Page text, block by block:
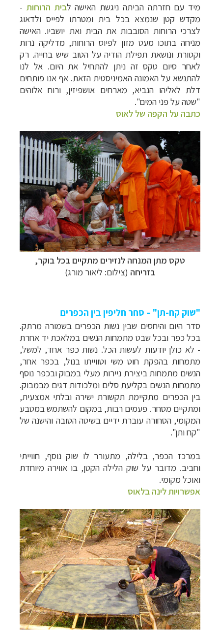
מיד עם חזרתה הביתה ניגשת האישה לבית הרוחות -
מקדש קטן שנמצא בכל בית ומטרתו לפייס ולדאוג
לצרכי הרוחות הסובבות את הבית ואת יושביו. האישה
מניחה בתוכו מעט מזון לפיוס הרוחות, מדליקה נרות
וקטורת ונושאת תפילת הודיה על הטוב שיש בחייה. רק
לאחר סיום טקס זה ניתן להתחיל את היום. אל לנו
להתנשא על האמונה האמיניסטית הזאת. אף אנו פותחים
דלת לאליהו הנביא, מארחים אושפיזין, ורוח אלוהים
"שטה על פני המים".
כתבה על הקפה של לאוס
טקס מתן המנחה לנזירים מתקיים בכל בוקר,
בזריחה (צילום: ליאור מורג)
"שוק קח-תן" – סחר חליפין בין הכפרים
סדר היום והיחסים שבין נשות הכפרים בשמורה מרתק.
בכל כפר ובכל שבט מתמחות הנשים במלאכת יד אחרת
- לא כולן יודעות לעשות הכל. נשות כפר אחד, למשל,
מתמחות בהפקת חוט משי וטווייתו בנול, בכפר אחר,
הנשים מתמחות ביצירת ניירות מעלי במבוק ובכפר נוסף
מתמחות הנשים בקליעת סלים ומלכודות דגים מבמבוק.
בין הכפרים מתקיימת תקשורת ישירה ובלתי אמצעית,
ומתקיים מסחר. פעמים רבות, במקום להשתמש במטבע
המקומי, הסחורה עוברת ידיים בשיטה הטובה והישנה של
"קח ותן".
במרכז הכפר, בלילה, מתעורר לו שוק נוסף, חווייתי
וחביב. מדובר על שוק הלילה הקטן, בו אווירה מיוחדת
ואוכל מקומי.
אפשרויות לינה בלאוס